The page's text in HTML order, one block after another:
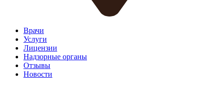
Врачи
Услуги
Лицензии
Надзорные органы
Отзывы
Новости